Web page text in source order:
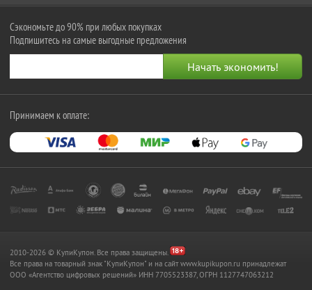
Сэкономьте до 90% при любых покупках
Подпишитесь на самые выгодные предложения
Принимаем к оплате:
2010-2026 © КупиКупон. Все права защищены.
Все права на товарный знак "КупиКупон" и на сайт www.kupikupon.ru принадлежат
OOO «Агентство цифровых решений» ИНН 7705523387, ОГРН 1127747063212